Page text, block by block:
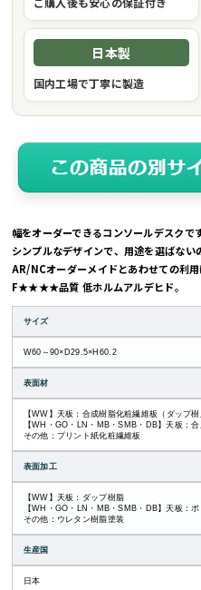
日本製
国内工場で丁寧に製造
幅をオーダーできるコンソールデスクです
シンプルなデザインで、用途を選ばない
AR/NCオーダーメイドとあわせての利用
F★★★★品質 低ホルムアルデヒド。
サイズ
W60～90×D29.5×H60.2
表面材
【WW】天板：合成樹脂化粧繊維板（ダップ
【WH・GO・LN・MB・SMB・DB】天板：
その他：プリント紙化粧繊維板
表面加工
【WW】天板：ダップ樹脂
【WH・GO・LN・MB・SMB・DB】天板：
その他：ウレタン樹脂塗装
生産国
日本